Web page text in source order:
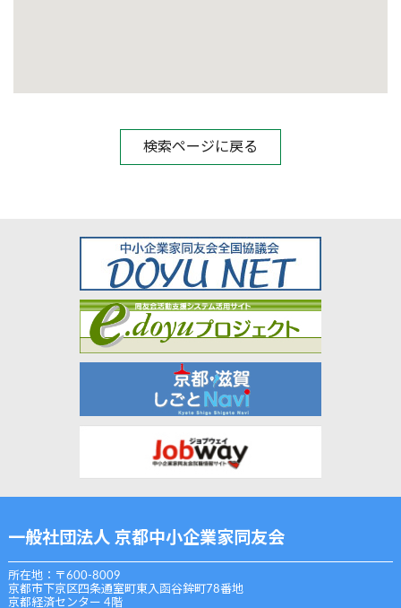
検索ページに戻る
一般社団法人 京都中小企業家同友会
所在地：〒600-8009
京都市下京区四条通室町東入函谷鉾町78番地
京都経済センター 4階